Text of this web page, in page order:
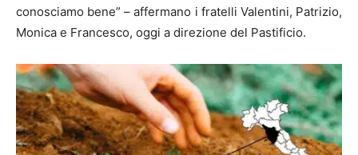
conosciamo bene” – affermano i fratelli Valentini, Patrizio,
Monica e Francesco, oggi a direzione del Pastificio.